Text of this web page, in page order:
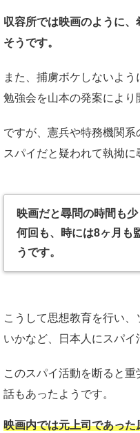
収容所では映画のように
そうです。
また、捕虜ボケしないよ
勉強会を山本の発案により
ですが、憲兵や特務機関
スパイだと疑われて執拗に
映画だと尋問の時間も
何回も、時には8ヶ月も
うです。
こうして思想教育を行い
いかなど、日本人にスパイ
このスパイ活動を断ると
話もあったようです。
映画内では元上司であっ